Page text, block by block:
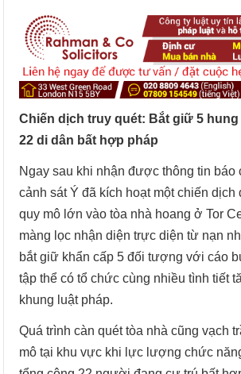
Chiến dịch truy quét: Bắt giữ 5
22 di dân bất hợp pháp
Ngay sau khi nhận được thông tin
cảnh sát Ý đã kích hoạt một chiến dịch
quy mô lớn vào tòa nhà hoang ở Tor
màng lọc nhận diện trực diện từ nạn
bắt giữ khẩn cấp 5 đối tượng với cáo
tập thể có tổ chức cùng nhiều tình tiết
khung luật pháp.
Quá trình càn quét tòa nhà cũng vạch
mô tại khu vực khi lực lượng chức